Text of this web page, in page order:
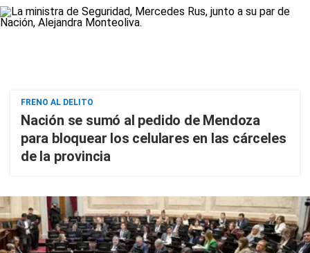
FRENO AL DELITO
Nación se sumó al pedido de Mendoza
para bloquear los celulares en las cárceles
de la provincia